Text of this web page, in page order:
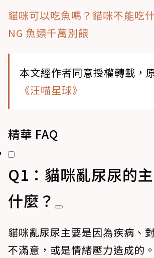
貓咪可以吃魚嗎？貓咪不能吃
NG 魚類千萬別餵
本文經作者同意授權轉載，
《汪喵星球》
精華 FAQ
Q1：貓咪亂尿尿的
什麼？
貓咪亂尿尿主要是因為疾病、
不滿意，或是情緒壓力造成的